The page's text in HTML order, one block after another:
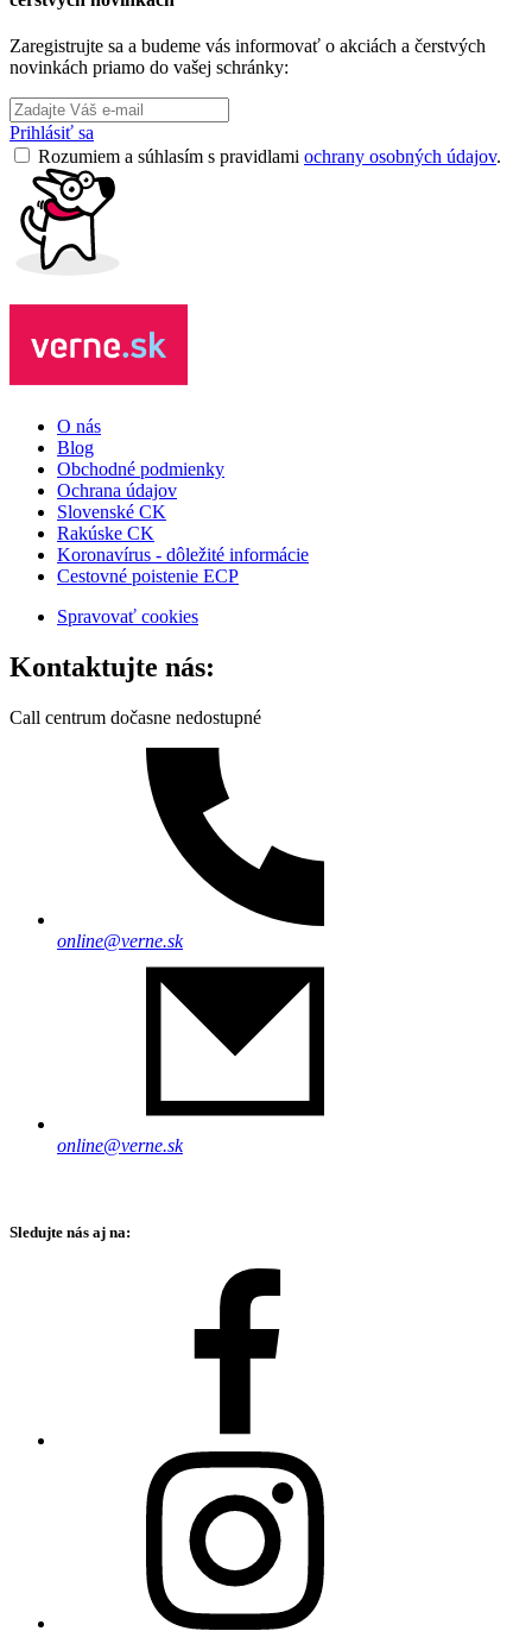
Zaregistrujte sa a budeme vás informovať o akciách a čerstvých
novinkách priamo do vašej schránky:
Prihlásiť sa
Rozumiem a súhlasím s pravidlami ochrany osobných údajov.
O nás
Blog
Obchodné podmienky
Ochrana údajov
Slovenské CK
Rakúske CK
Koronavírus - dôležité informácie
Cestovné poistenie ECP
Spravovať cookies
Kontaktujte nás:
Call centrum dočasne nedostupné
online@verne.sk
online@verne.sk
Sledujte nás aj na: